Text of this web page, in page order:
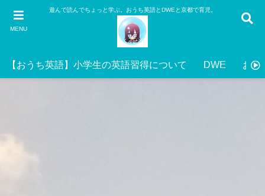
MENU
遊んで読んでちょっと学ぶ。おうち英語とDWEと京都で育児。
【おうち英語】小学生の英語習得について DWE おう